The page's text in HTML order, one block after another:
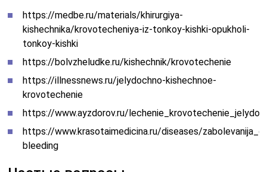
https://medbe.ru/materials/khirurgiya-
kishechnika/krovotecheniya-iz-tonkoy-kishki-opukholi-
tonkoy-kishki
https://bolvzheludke.ru/kishechnik/krovotechenie
https://illnessnews.ru/jelydochno-kishechnoe-
krovotechenie
https://www.ayzdorov.ru/
https://www.krasotaimedicina.ru/diseases/
bleeding